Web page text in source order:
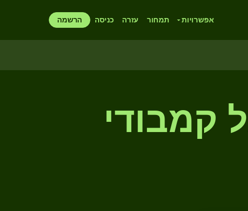
אפשרויות תמחור עזרה כניסה הרשמה
קמבודי